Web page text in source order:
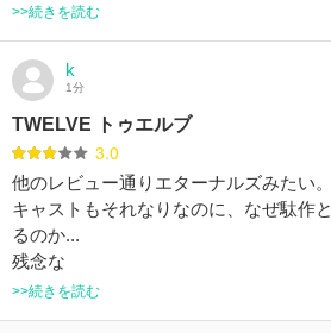
>>続きを読む
k
1分
TWELVE トゥエルブ
3.0
他のレビュー通りエターナルズみたい。
キャストもそれなりなのに、なぜ駄作
るのか...
残念な
>>続きを読む